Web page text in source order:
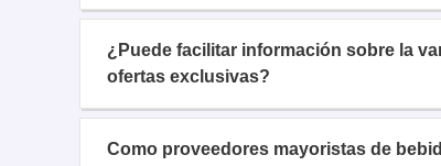
¿Puede facilitar información sobre la
ofertas exclusivas?
Como proveedores mayoristas de